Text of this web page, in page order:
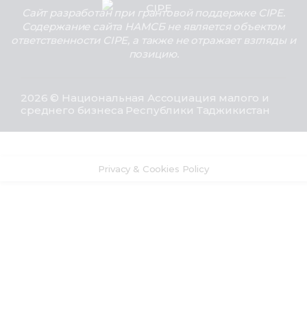
Сайт разработан при грантовой поддержке CIPE.
Содержание сайта НАМСБ не является объектом
ответственности CIPE, а также не отражает взгляды и
позицию.
2026 © Национальная Ассоциация малого и
среднего бизнеса Республики Таджикистан
Privacy & Cookies Policy